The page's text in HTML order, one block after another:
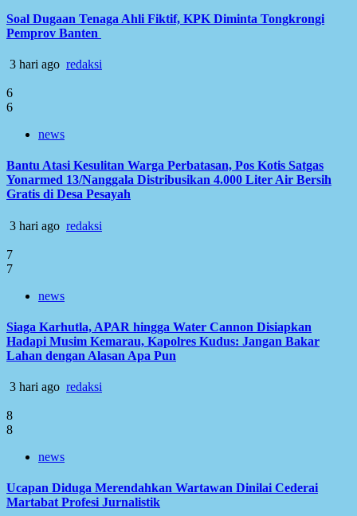
Soal Dugaan Tenaga Ahli Fiktif, KPK Diminta Tongkrongi
Pemprov Banten
3 hari ago redaksi
6
6
news
Bantu Atasi Kesulitan Warga Perbatasan, Pos Kotis Satgas
Yonarmed 13/Nanggala Distribusikan 4.000 Liter Air Bersih
Gratis di Desa Pesayah
3 hari ago redaksi
7
7
news
Siaga Karhutla, APAR hingga Water Cannon Disiapkan
Hadapi Musim Kemarau, Kapolres Kudus: Jangan Bakar
Lahan dengan Alasan Apa Pun
3 hari ago redaksi
8
8
news
Ucapan Diduga Merendahkan Wartawan Dinilai Cederai
Martabat Profesi Jurnalistik